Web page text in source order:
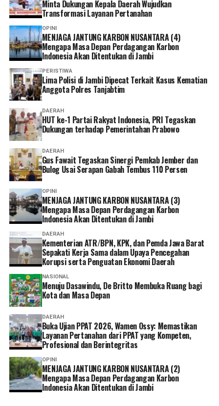
dengan visi dan misi yang berkeadilan demi Tebo Maju.
Reporter:Hary Irawan
Minta Dukungan Kepala Daerah Wujudkan
Transformasi Layanan Pertanahan
OPINI
MENJAGA JANTUNG KARBON NUSANTARA (4)
Mengapa Masa Depan Perdagangan Karbon
Indonesia Akan Ditentukan di Jambi
PERISTIWA
Lima Polisi di Jambi Dipecat Terkait Kasus Kematian
Anggota Polres Tanjabtim
DAERAH
HUT ke-1 Partai Rakyat Indonesia, PRI Tegaskan
Dukungan terhadap Pemerintahan Prabowo
DAERAH
Gus Fawait Tegaskan Sinergi Pemkab Jember dan
Bulog Usai Serapan Gabah Tembus 110 Persen
OPINI
MENJAGA JANTUNG KARBON NUSANTARA (3)
Mengapa Masa Depan Perdagangan Karbon
Indonesia Akan Ditentukan di Jambi
DAERAH
Kementerian ATR/BPN, KPK, dan Pemda Jawa Barat
Sepakati Kerja Sama dalam Upaya Pencegahan
Korupsi serta Penguatan Ekonomi Daerah
NASIONAL
Menuju Dasawindu, De Britto Membuka Ruang bagi
Kota dan Masa Depan
DAERAH
Buka Ujian PPAT 2026, Wamen Ossy: Memastikan
Layanan Pertanahan dari PPAT yang Kompeten,
Profesional dan Berintegritas
OPINI
MENJAGA JANTUNG KARBON NUSANTARA (2)
Mengapa Masa Depan Perdagangan Karbon
Indonesia Akan Ditentukan di Jambi